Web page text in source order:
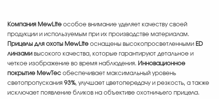
Компания MewLite особое внимание уделяет качеству своей
продукции и используемым при их производстве материалам.
Прицелы для охоты MewLite оснащены высокопросветленными ED
линзами высокого качества, которые гарантируют детальное и
четкое изображение во время наблюдения. Инновационное
покрытие MewTec обеспечивает максимальный уровень
светопропускания 93%, улучшает цветопередачу и резкость, а также
исключает появление бликов на объективе охотничьего прицела.